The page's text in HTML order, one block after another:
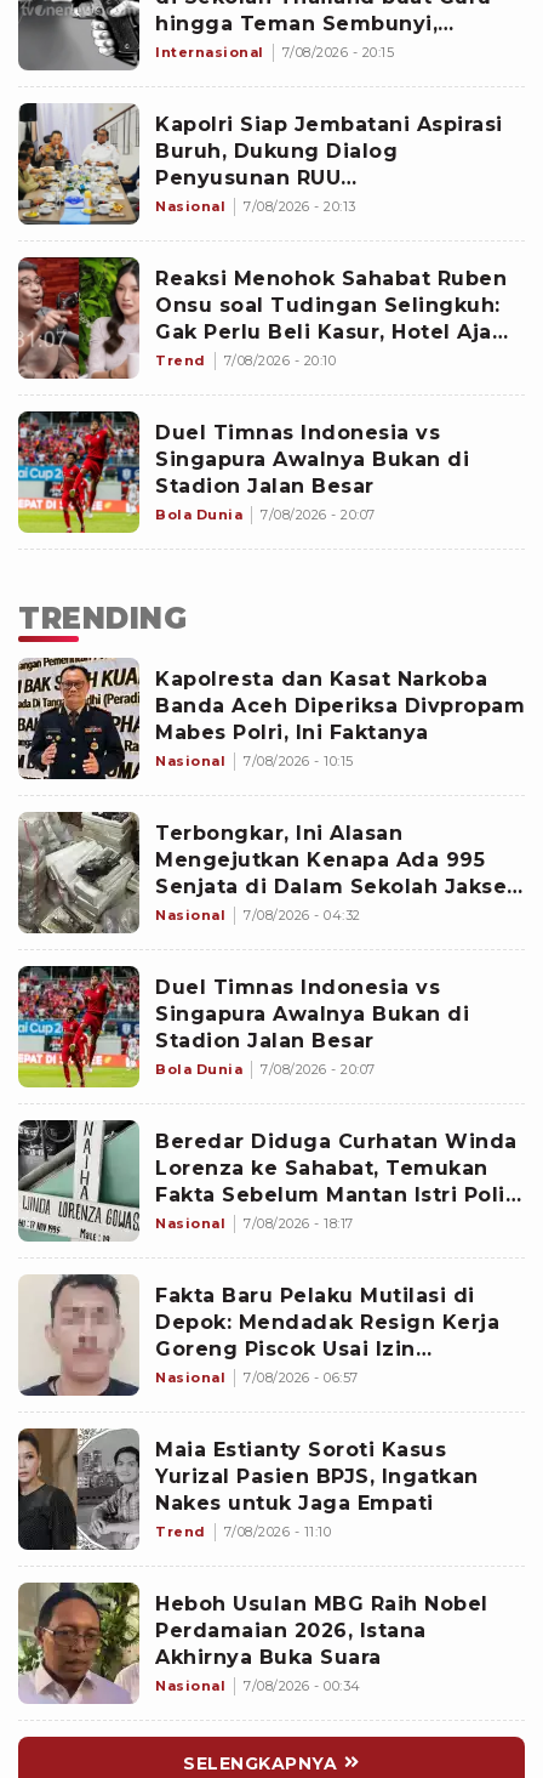
hingga Teman Sembunyi,
Identitas Pelaku ABG 14 Tahun
Internasional 7/08/2026 - 20:15
Kapolri Siap Jembatani Aspirasi
Buruh, Dukung Dialog
Penyusunan RUU
Ketenagakerjaan dengan DPR
Nasional 7/08/2026 - 20:13
Reaksi Menohok Sahabat Ruben
Onsu soal Tudingan Selingkuh:
Gak Perlu Beli Kasur, Hotel Aja
Selesai
Trend 7/08/2026 - 20:10
Duel Timnas Indonesia vs
Singapura Awalnya Bukan di
Stadion Jalan Besar
Bola Dunia 7/08/2026 - 20:07
TRENDING
Kapolresta dan Kasat Narkoba
Banda Aceh Diperiksa Divpropam
Mabes Polri, Ini Faktanya
Nasional 7/08/2026 - 10:15
Terbongkar, Ini Alasan
Mengejutkan Kenapa Ada 995
Senjata di Dalam Sekolah Jaksel
Sejak 2020
Nasional 7/08/2026 - 04:32
Duel Timnas Indonesia vs
Singapura Awalnya Bukan di
Stadion Jalan Besar
Bola Dunia 7/08/2026 - 20:07
Beredar Diduga Curhatan Winda
Lorenza ke Sahabat, Temukan
Fakta Sebelum Mantan Istri Polisi
di Medan Tewas
Nasional 7/08/2026 - 18:17
Fakta Baru Pelaku Mutilasi di
Depok: Mendadak Resign Kerja
Goreng Piscok Usai Izin
Interview di Mal
Nasional 7/08/2026 - 06:57
Maia Estianty Soroti Kasus
Yurizal Pasien BPJS, Ingatkan
Nakes untuk Jaga Empati
Trend 7/08/2026 - 11:10
Heboh Usulan MBG Raih Nobel
Perdamaian 2026, Istana
Akhirnya Buka Suara
Nasional 7/08/2026 - 00:34
SELENGKAPNYA